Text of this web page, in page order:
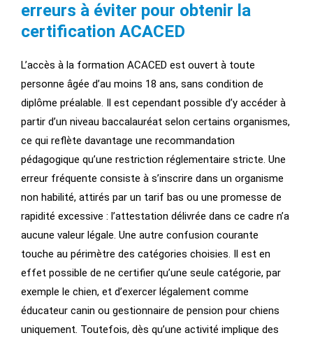
erreurs à éviter pour obtenir la
certification ACACED
L’accès à la formation ACACED est ouvert à toute
personne âgée d’au moins 18 ans, sans condition de
diplôme préalable. Il est cependant possible d’y accéder à
partir d’un niveau baccalauréat selon certains organismes,
ce qui reflète davantage une recommandation
pédagogique qu’une restriction réglementaire stricte. Une
erreur fréquente consiste à s’inscrire dans un organisme
non habilité, attirés par un tarif bas ou une promesse de
rapidité excessive : l’attestation délivrée dans ce cadre n’a
aucune valeur légale. Une autre confusion courante
touche au périmètre des catégories choisies. Il est en
effet possible de ne certifier qu’une seule catégorie, par
exemple le chien, et d’exercer légalement comme
éducateur canin ou gestionnaire de pension pour chiens
uniquement. Toutefois, dès qu’une activité implique des